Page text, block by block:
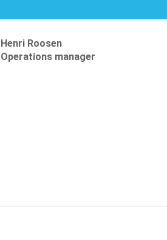
Henri Roosen
Operations manager